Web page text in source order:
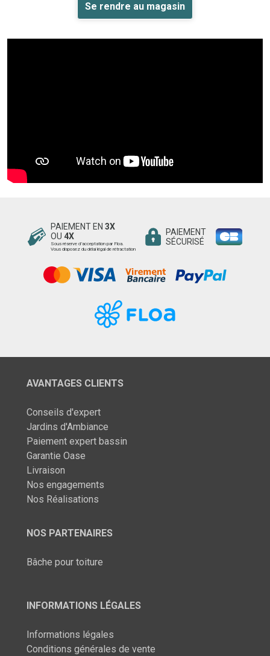
Se rendre au magasin
PAIEMENT EN 3X
OU 4X
Sous réserve d’acceptation par Floa.
Vous disposez du délai légal de rétractation
PAIEMENT
SÉCURISÉ
AVANTAGES CLIENTS
Conseils d'expert
Jardins d'Ambiance
Paiement expert bassin
Garantie Oase
Livraison
Nos engagements
Nos Réalisations
NOS PARTENAIRES
Bâche pour toiture
INFORMATIONS LÉGALES
Informations légales
Conditions générales de vente